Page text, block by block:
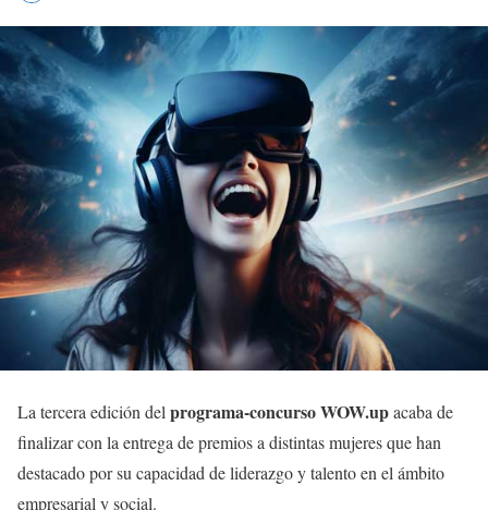
La tercera edición del programa-concurso WOW.upacaba de
finalizar con la entrega de premios a distintas mujeres que han
destacado por su capacidad de liderazgo y talento en el ámbito
empresarial y social.